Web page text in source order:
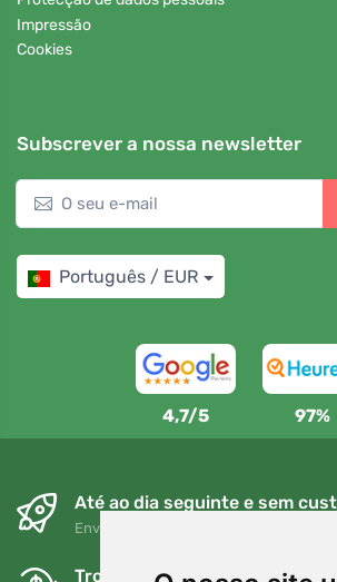
Impressão
Cookies
Subscrever a nossa newsletter
Português / EUR
4,7/5 97%
Até ao dia seguinte e sem
Envio gratuito para encomendas
Trocas e devoluções gratuitas